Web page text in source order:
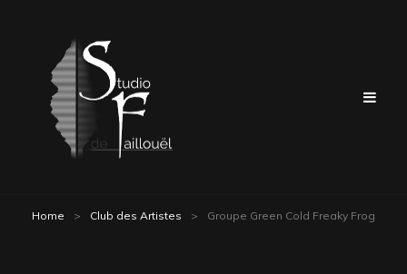
Home > Club des Artistes > Groupe Green Cold Freaky Frog